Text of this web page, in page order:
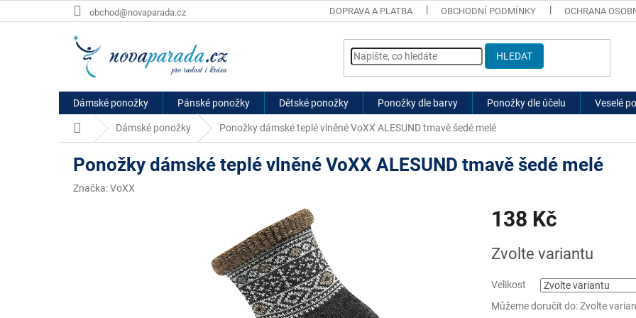
na
obchod@novaparada.cz DOPRAVA A PLATBA OBCHODNÍ PODMÍNKY OCHRANA
HLEDAT
Dámské ponožky Pánské ponožky Dětské ponožky Ponožky dle barvy Ponožky dle účelu Veselé
Domů Dámské ponožky Ponožky dámské teplé vlněné VoXX ALESUND tmavě šedé melé
Ponožky dámské teplé vlněné VoXX ALESUND tmavě šedé melé
Značka:VoXX
138 Kč
cena:
Zvolte variantu
Velikost
Můžeme doručit do:Zvolte